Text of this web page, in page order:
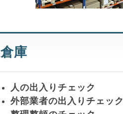
倉庫
人の出入りチェック
外部業者の出入りチェッ